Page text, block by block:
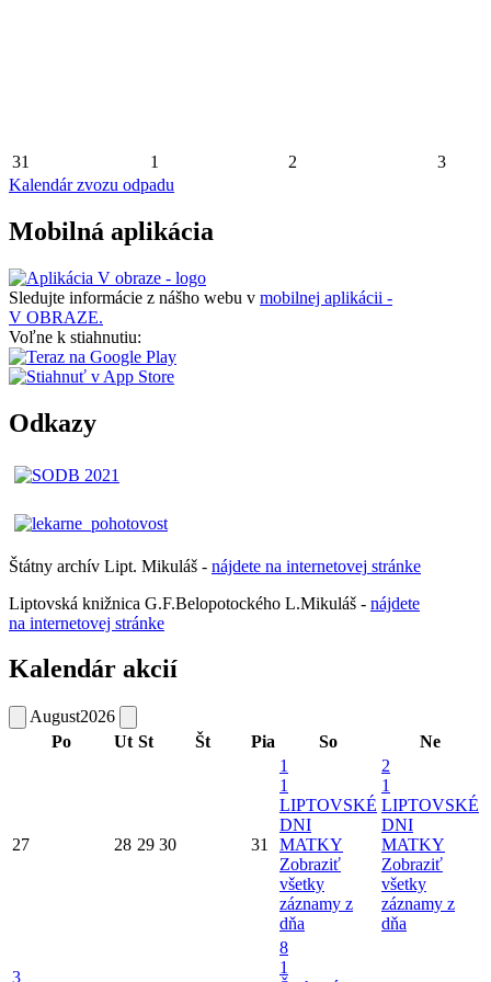
31 1 2
3
Kalendár zvozu odpadu
Mobilná aplikácia
Sledujte informácie z nášho webu v mobilnej aplikácii -
V OBRAZE.
Voľne k stiahnutiu:
Odkazy
Štátny archív Lipt. Mikuláš - nájdete na internetovej stránke
Liptovská knižnica G.F.Belopotockého L.Mikuláš - nájdete
na internetovej stránke
Kalendár akcií
August2026
Po
Ut St Št Pia So Ne
27 28 29 30 31
1
1
LIPTOVSKÉ
DNI
MATKY
Zobraziť
všetky
záznamy z
dňa
2
1
LIPTOVSKÉ
DNI
MATKY
Zobraziť
všetky
záznamy z
dňa
3
8
1